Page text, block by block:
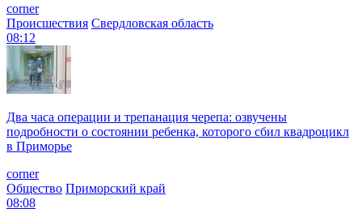
corner
Происшествия Свердловская область
08:12
Два часа операции и трепанация черепа: озвучены
подробности о состоянии ребенка, которого сбил квадроцикл
в Приморье
corner
Общество Приморский край
08:08